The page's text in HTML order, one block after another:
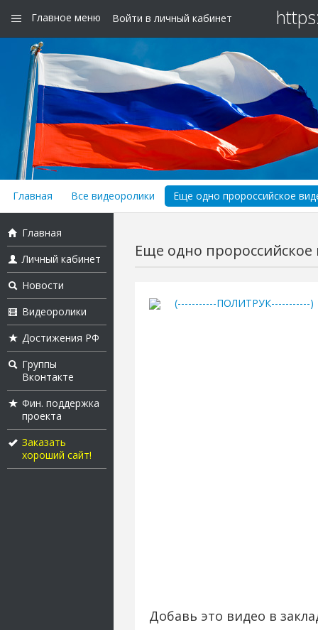
Главное меню Войти в личный кабинет
Главная Все видеоролики Еще одно пророссийское
Главная
Личный кабинет
Новости
Видеоролики
Достижения РФ
Группы
Вконтакте
Фин. поддержка
проекта
Заказать
хороший сайт!
Еще одно пророссийское
(-----------ПОЛИТРУК-----------)
Добавь это видео в